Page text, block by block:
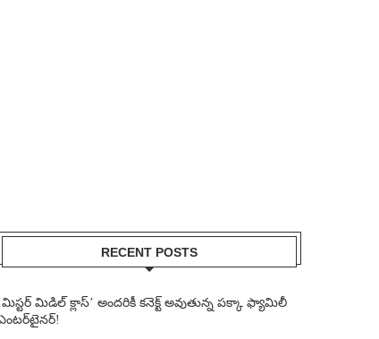
RECENT POSTS
మిడిల్ క్లాస్’ అందరికీ కనెక్ట్ అవుతున్న పక్కా ఫ్యామిలీ